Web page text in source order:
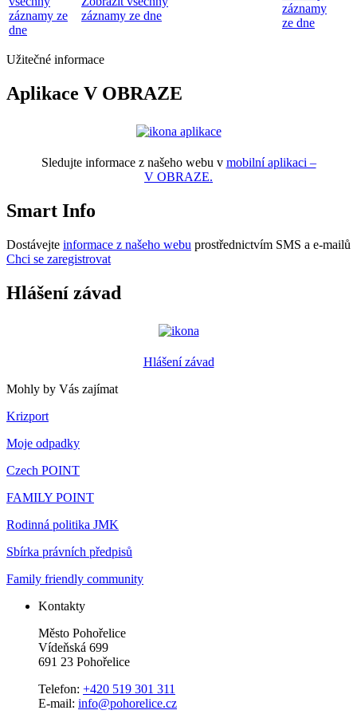
záznamy ze
dne
záznamy ze dne
záznamy
ze dne
Užitečné informace
Aplikace V OBRAZE
Sledujte informace z našeho webu v mobilní aplikaci –
V OBRAZE.
Smart Info
Dostávejte informace z našeho webu prostřednictvím SMS a e-mailů
Chci se zaregistrovat
Hlášení závad
Hlášení závad
Mohly by Vás zajímat
Krizport
Moje odpadky
Czech POINT
FAMILY POINT
Rodinná politika JMK
Sbírka právních předpisů
Family friendly community
Kontakty
Město Pohořelice
Vídeňská 699
691 23 Pohořelice
Telefon: +420 519 301 311
E-mail: info@pohorelice.cz